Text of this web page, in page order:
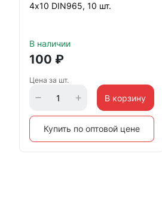
4х10 DIN965, 10 шт.
В наличии
100 ₽
Цена за шт.
В корзину
Купить по оптовой цене